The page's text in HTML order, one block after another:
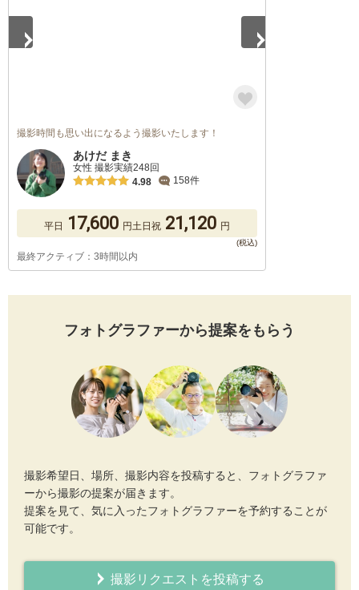
撮影時間も思い出になるよう撮影いたします！
あけだ まき
女性 撮影実績248回
4.98
158件
平日 17,600 円土日祝 21,120 円
最終アクティブ：3時間以内
フォトグラファーから提案をもらう
撮影希望日、場所、撮影内容を投稿すると、フォトグラファ
ーから撮影の提案が届きます。
提案を見て、気に入ったフォトグラファーを予約することが
可能です。
撮影リクエストを投稿する